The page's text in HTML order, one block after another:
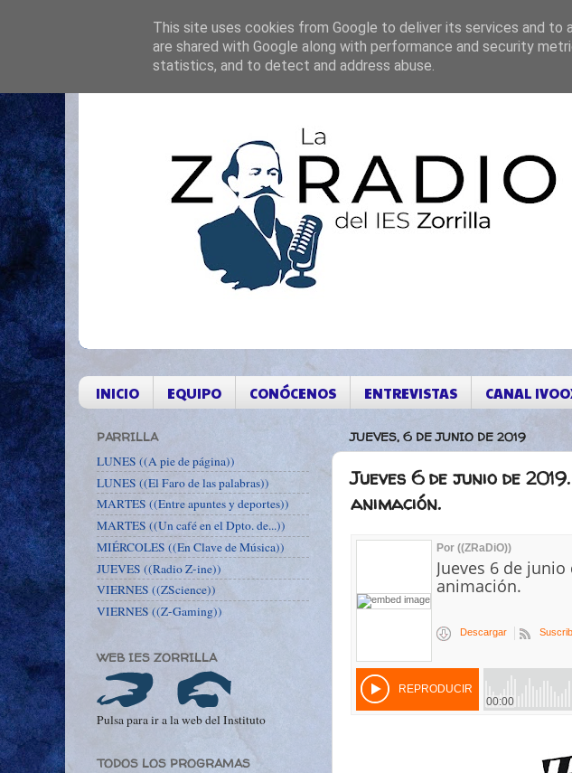
INICIO EQUIPO CONÓCENOS ENTREVISTAS CANAL
JUEVES, 6 DE JUNIO DE 2019
Jueves 6 de junio de
animación.
PARRILLA
LUNES ((A pie de página))
LUNES ((El Faro de las palabras))
MARTES ((Entre apuntes y deportes))
MARTES ((Un café en el Dpto. de...))
MIÉRCOLES ((En Clave de Música))
JUEVES ((Radio Z-ine))
VIERNES ((ZScience))
VIERNES ((Z-Gaming))
WEB IES ZORRILLA
Pulsa para ir a la web del Instituto
TODOS LOS PROGRAMAS
This site uses cookies from Google to deliver its services and to
are shared with Google along with performance and security
statistics, and to detect and address abuse.